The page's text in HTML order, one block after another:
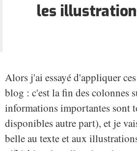
les
Alors j'ai essayé d'appliquer
blog : c'est la fin des colonnes
informations importantes sont
disponibles autre part), et je
belle au texte et aux